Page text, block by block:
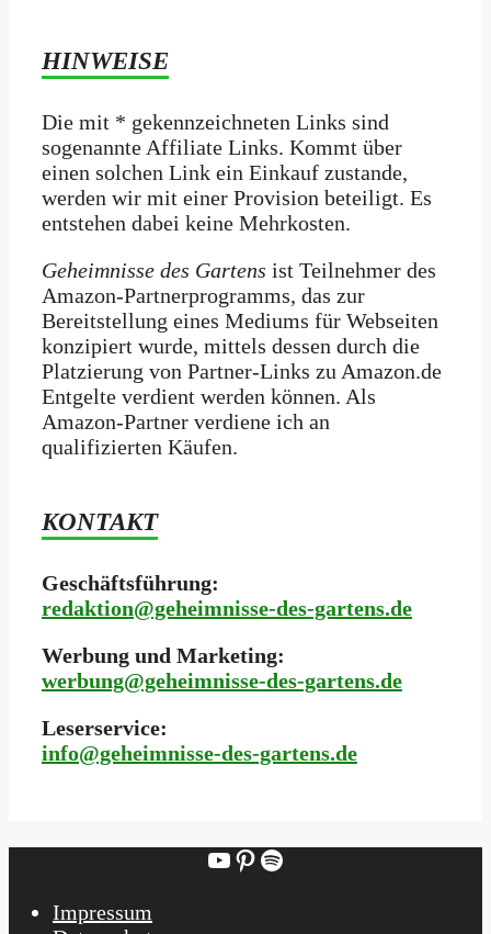
HINWEISE
Die mit * gekennzeichneten Links sind
sogenannte Affiliate Links. Kommt über
einen solchen Link ein Einkauf zustande,
werden wir mit­ einer Provision beteiligt. Es
entstehen dabei keine Mehrkosten.
Geheimnisse des Gartens ist Teilnehmer des
Amazon-Partnerprogramms, das zur
Bereitstellung eines Mediums für Webseiten
konzipiert wurde, mittels dessen durch die
Platzierung von Partner-Links zu Amazon.de
Entgelte verdient werden können. Als
Amazon-Partner verdiene ich an
qualifizierten Käufen.
KONTAKT
Geschäftsführung:
redaktion@geheimnisse-des-gartens.de
Werbung und Marketing:
werbung@geheimnisse-des-gartens.de
Leserservice:
info@geheimnisse-des-gartens.de
YouTube
Pinterest
Spotify
Impressum